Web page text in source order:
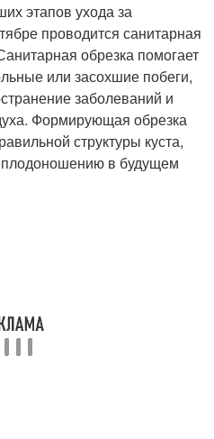
этапов ухода за
проводится санитарная
обрезка помогает
или засохшие побеги,
заболеваний и
Формирующая обрезка
структуры куста,
плодоношению в будущем